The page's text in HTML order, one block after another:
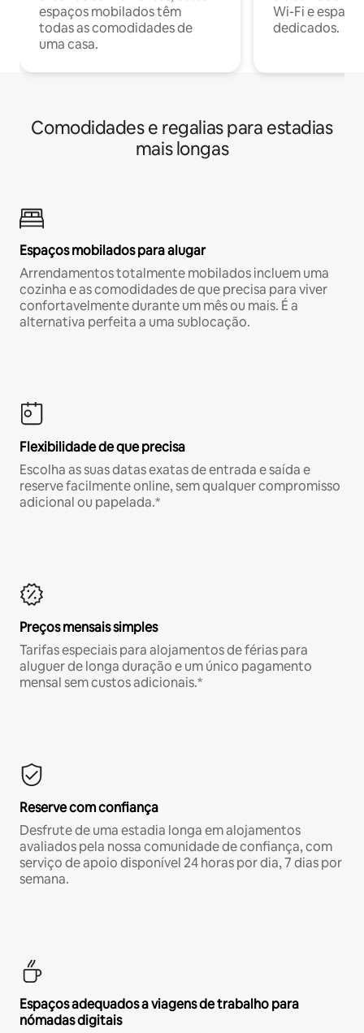
espaços mobilados têm
todas as comodidades de
uma casa.
Wi-Fi e
dedicados.
Comodidades e regalias para estadias
mais longas
Espaços mobilados para alugar
Arrendamentos totalmente mobilados incluem uma
cozinha e as comodidades de que precisa para viver
confortavelmente durante um mês ou mais. É a
alternativa perfeita a uma sublocação.
Flexibilidade de que precisa
Escolha as suas datas exatas de entrada e saída e
reserve facilmente online, sem qualquer compromisso
adicional ou papelada.*
Preços mensais simples
Tarifas especiais para alojamentos de férias para
aluguer de longa duração e um único pagamento
mensal sem custos adicionais.*
Reserve com confiança
Desfrute de uma estadia longa em alojamentos
avaliados pela nossa comunidade de confiança, com
serviço de apoio disponível 24 horas por dia, 7 dias por
semana.
Espaços adequados a viagens de trabalho para
nómadas digitais